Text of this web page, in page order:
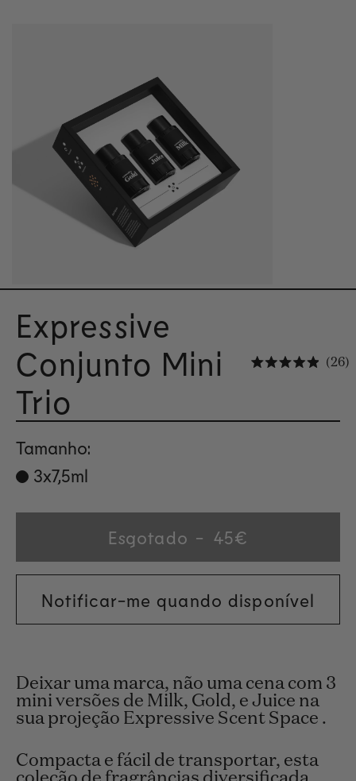
Expressive
Conjunto Mini
Trio
26
Tamanho:
3x7,5ml
out
unavailable
Esgotado
Regular
price
45€
Notificar-me quando disponível
Deixar uma marca, não uma cena com 3
mini versões de Milk, Gold, e Juice na
sua projeção Expressive Scent Space .
Compacta e fácil de transportar, esta